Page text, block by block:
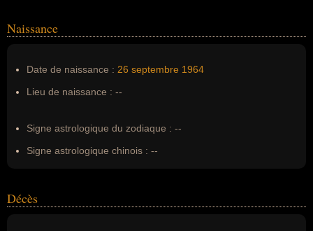
Pseudonyme : --
Surnom : --
Naissance
Date de naissance : 26 septembre 1964
Lieu de naissance : --
Signe astrologique du zodiaque : --
Signe astrologique chinois : --
Décès